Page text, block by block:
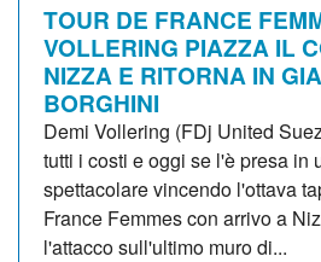
TOUR DE FRANCE
VOLLERING PIAZZA IL
NIZZA E RITORNA IN
BORGHINI
Demi Vollering (FDj United
tutti i costi e oggi se l'è presa in
spettacolare vincendo l'ottava
France Femmes con arrivo a
l'attacco sull'ultimo muro di...